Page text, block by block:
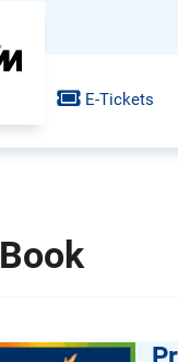
E-Tickets
Book